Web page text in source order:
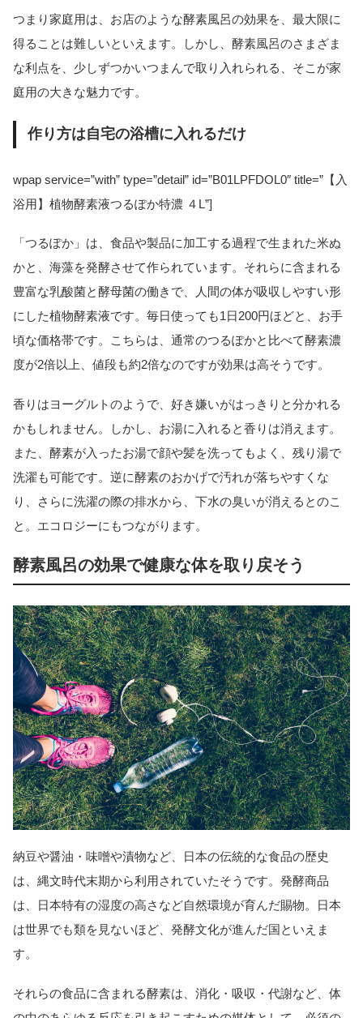
つまり家庭用は、お店のような酵素風呂の効果を、最大限に
得ることは難しいといえます。しかし、酵素風呂のさまざま
な利点を、少しずつかいつまんで取り入れられる、そこが家
庭用の大きな魅力です。
作り方は自宅の浴槽に入れるだけ
wpap service=”with” type=”detail” id=”B01LPFDOL0″ title=”【入
浴用】植物酵素液つるぽか特濃 ４L”]
「つるぽか」は、食品や製品に加工する過程で生まれた米ぬ
かと、海藻を発酵させて作られています。それらに含まれる
豊富な乳酸菌と酵母菌の働きで、人間の体が吸収しやすい形
にした植物酵素液です。毎日使っても1日200円ほどと、お手
頃な価格帯です。こちらは、通常のつるぽかと比べて酵素濃
度が2倍以上、値段も約2倍なのですが効果は高そうです。
香りはヨーグルトのようで、好き嫌いがはっきりと分かれる
かもしれません。しかし、お湯に入れると香りは消えます。
また、酵素が入ったお湯で顔や髪を洗ってもよく、残り湯で
洗濯も可能です。逆に酵素のおかげで汚れが落ちやすくな
り、さらに洗濯の際の排水から、下水の臭いが消えるとのこ
と。エコロジーにもつながります。
酵素風呂の効果で健康な体を取り戻そう
納豆や醤油・味噌や漬物など、日本の伝統的な食品の歴史
は、縄文時代末期から利用されていたそうです。発酵商品
は、日本特有の湿度の高さなど自然環境が育んだ賜物。日本
は世界でも類を見ないほど、発酵文化が進んだ国といえま
す。
それらの食品に含まれる酵素は、消化・吸収・代謝など、体